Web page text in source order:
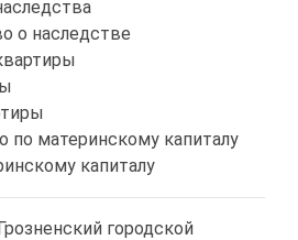
о наследстве
по материнскому капиталу
капиталу
городской